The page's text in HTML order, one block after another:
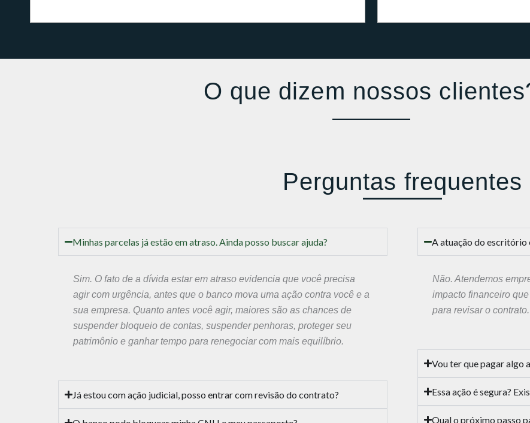
O que dizem nossos
Perguntas frequentes
Minhas parcelas já estão em atraso. Ainda posso buscar ajuda?
Sim. O fato de a dívida estar em atraso evidencia que você precisa
agir com urgência, antes que o banco mova uma ação contra você e a
sua empresa. Quanto antes você agir, maiores são as chances de
suspender bloqueio de contas, suspender penhoras, proteger seu
patrimônio e ganhar tempo para renegociar com mais equilíbrio.
Já estou com ação judicial, posso entrar com revisão do contrato?
A atuação do escritório
Não. Atendemos
impacto financeiro
para revisar o contrato.
Vou ter que pagar algo
Essa ação é segura?
Qual o próximo passo